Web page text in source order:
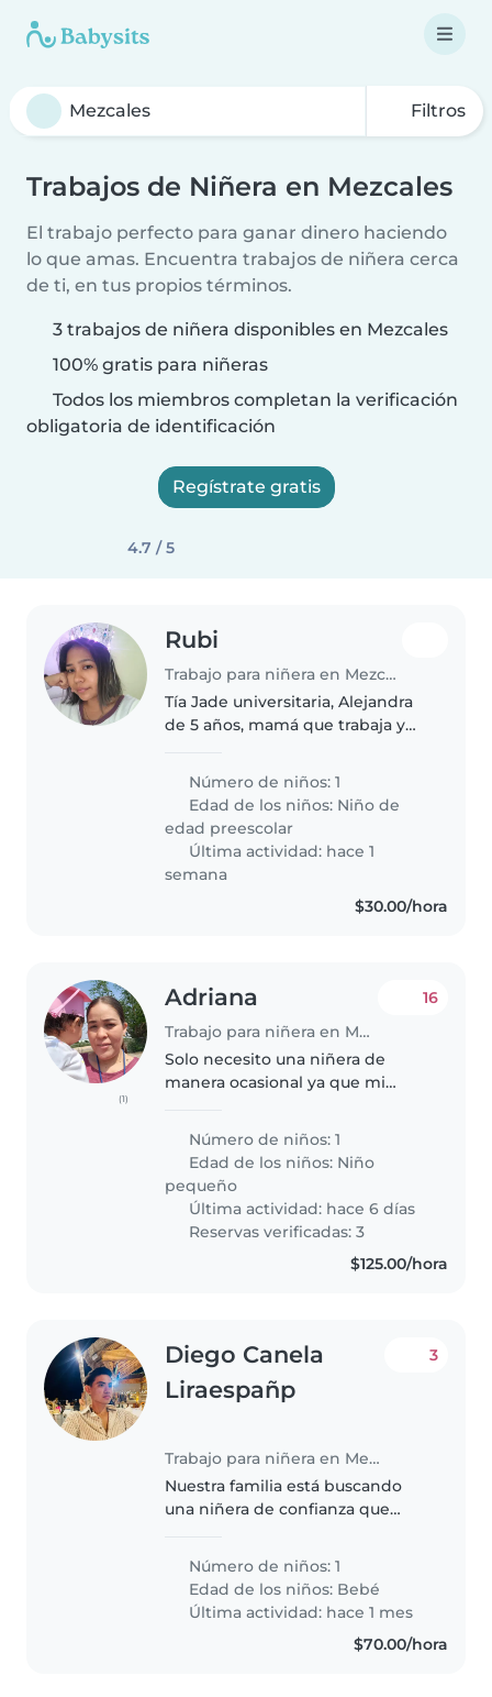
Filtros
Trabajos de Niñera en Mezcales
El trabajo perfecto para ganar dinero haciendo
lo que amas. Encuentra trabajos de niñera cerca
de ti, en tus propios términos.
3 trabajos de niñera disponibles en Mezcales
100% gratis para niñeras
Todos los miembros completan la verificación
obligatoria de identificación
Regístrate gratis
4.7 / 5
Rubi
Trabajo para niñera en Mezcales
Tía Jade universitaria, Alejandra
de 5 años, mamá que trabaja y
Número de niños: 1
Edad de los niños: Niño de
edad preescolar
Última actividad: hace 1
semana
$30.00/hora
(1)
Adriana
Trabajo para niñera en Mezcales
16
Solo necesito una niñera de
manera ocasional ya que mi
1 perrito. Mi hija es tranquila pero
al igual que todo bebe que..
Número de niños: 1
Edad de los niños: Niño
pequeño
Última actividad: hace 6 días
Reservas verificadas: 3
$125.00/hora
Diego Canela
Liraespañp
Trabajo para niñera en Mezcales
3
Nuestra familia está buscando
una niñera de confianza que
de 2 meses. Necesitamos una
niñera que esté cómoda con las
mascotas. Nos gustaría que
Número de niños: 1
Edad de los niños: Bebé
Última actividad: hace 1 mes
$70.00/hora